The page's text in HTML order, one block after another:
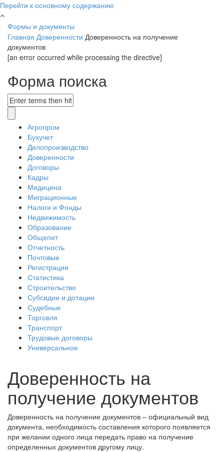
Перейти к основному содержанию
Формы и документы
Главная Доверенности Доверенность на получение
документов
[an error occurred while processing the directive]
Форма поиска
Агропром
Бухучет
Делопроизводство
Доверенности
Договоры
Кадры
Медицина
Миграционные
Налоги и Фонды
Недвижимость
Образование
Общепит
Отчетность
Почтовые
Регистрация
Статистика
Строительство
Субсидии и дотации
Судебные
Торговля
Транспорт
Трудовые договоры
Универсальное
Доверенность на
получение документов
Доверенность на получение документов – официальный вид
документа, необходимость составления которого появляется
при желании одного лица передать право на получение
определенных документов другому лицу.